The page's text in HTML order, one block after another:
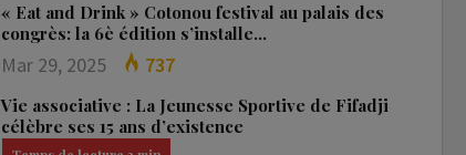
« Eat and Drink » Cotonou festival au palais des
congrès: la 6è édition s’installe…
Mar 29, 2025 737
Vie associative : La Jeunesse Sportive de Fifadji
célèbre ses 15 ans d’existence